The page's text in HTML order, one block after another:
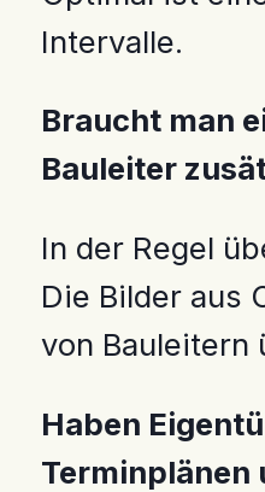
Intervalle.
Braucht man
Bauleiter
In der Regel
Die Bilder aus
von Bauleitern
Haben
Terminplänen